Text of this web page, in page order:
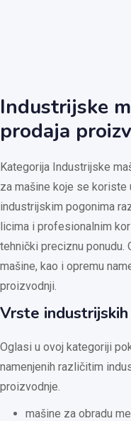
Industrijske
prodaja
Kategorija Industrijske
za mašine koje se koriste
industrijskim pogonima
licima i profesionalnim
tehnički preciznu ponudu.
mašine, kao i opremu
proizvodnji.
Vrste
Oglasi u ovoj kategoriji
namenjenih različitim
proizvodnje.
mašine za obradu